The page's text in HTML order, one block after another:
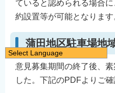
ていると認められる場合
約設置等が可能となります
蒲田地区駐車場地
意見募集期間の終了後、
した。下記のPDFよりご確
Select Language
日本語
English